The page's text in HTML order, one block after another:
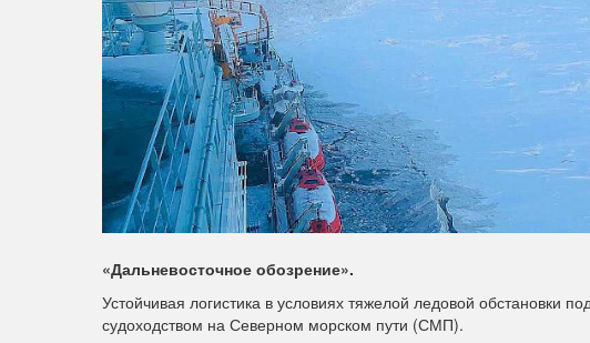
«Дальневосточное обозрение».
Устойчивая логистика в условиях тяжелой ледовой обстановки
судоходством на Северном морском пути (СМП).